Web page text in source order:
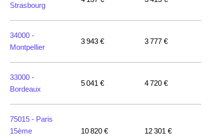
Strasbourg
34000 -
Montpellier
3 943 € 3 777 €
33000 -
Bordeaux
5 041 € 4 720 €
75015 - Paris
15ème
10 820 € 12 301 €